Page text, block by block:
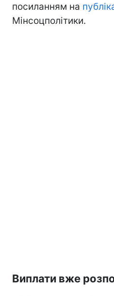
посиланням на
Мінсоцполітики.
Виплати вже